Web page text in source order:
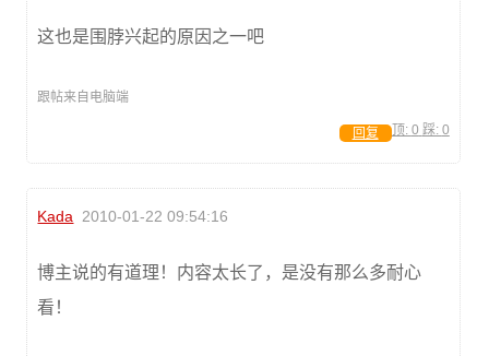
这也是围脖兴起的原因之一吧
跟帖来自电脑端
顶: 0 踩: 0
回复
Kada 2010-01-22 09:54:16
博主说的有道理！内容太长了，是没有那么多耐心
看！